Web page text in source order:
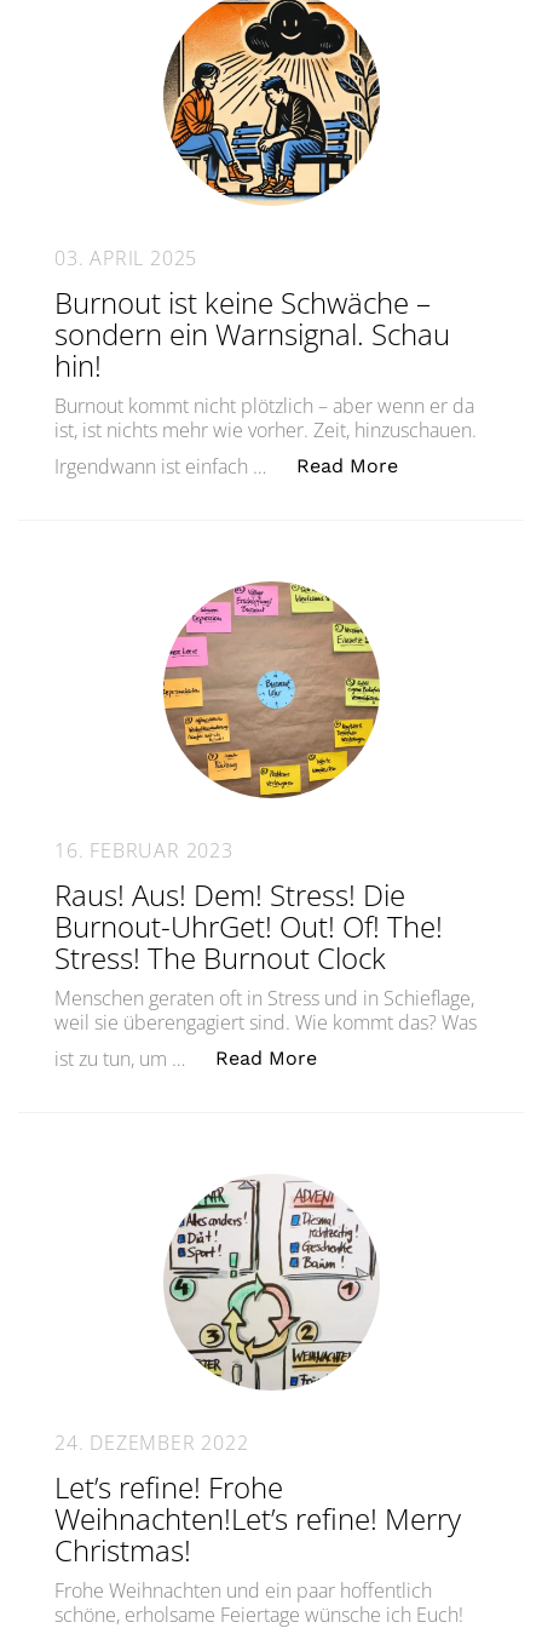
03. APRIL 2025
Burnout ist keine Schwäche –
sondern ein Warnsignal. Schau
hin!
Burnout kommt nicht plötzlich – aber wenn er da
ist, ist nichts mehr wie vorher. Zeit, hinzuschauen.
Irgendwann ist einfach …
Read More„Burnout ist
16. FEBRUAR 2023
Raus! Aus! Dem! Stress! Die
Burnout-UhrGet! Out! Of! The!
Stress! The Burnout Clock
Menschen geraten oft in Stress und in Schieflage,
weil sie überengagiert sind. Wie kommt das? Was
ist zu tun, um …
Read More„Raus! Aus! Dem!
24. DEZEMBER 2022
Let’s refine! Frohe
Weihnachten!Let’s refine! Merry
Christmas!
Frohe Weihnachten und ein paar hoffentlich
schöne, erholsame Feiertage wünsche ich Euch!